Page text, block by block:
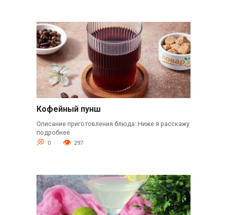
Кофейный пунш
Описание приготовления блюда: Ниже я расскажу
подробнее
0 297